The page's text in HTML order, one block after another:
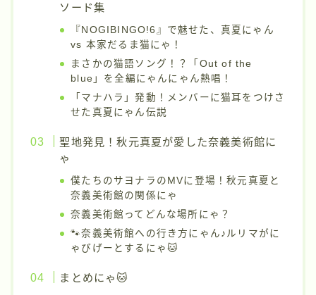
ソード集
『NOGIBINGO!6』で魅せた、真夏にゃん
vs 本家だるま猫にゃ！
まさかの猫語ソング！？「Out of the
blue」を全編にゃんにゃん熱唱！
「マナハラ」発動！メンバーに猫耳をつけさ
せた真夏にゃん伝説
聖地発見！秋元真夏が愛した奈義美術館に
ゃ
僕たちのサヨナラのMVに登場！秋元真夏と
奈義美術館の関係にゃ
奈義美術館ってどんな場所にゃ？
🐾奈義美術館への行き方にゃん♪ルリマがに
ゃびげーとするにゃ🐱
まとめにゃ🐱